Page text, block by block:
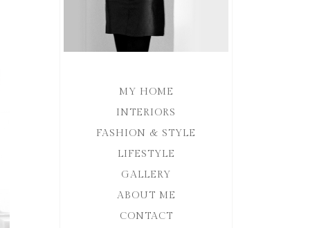
MY HOME
INTERIORS
FASHION & STYLE
LIFESTYLE
GALLERY
ABOUT ME
CONTACT